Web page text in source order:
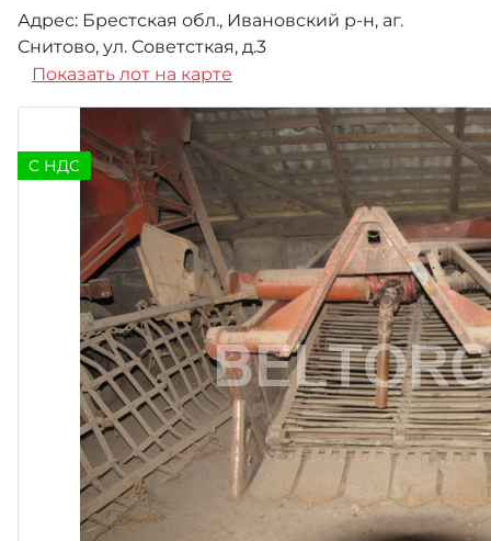
Адрес: Брестская обл., Ивановский р-н, аг.
Снитово, ул. Советсткая, д.3
Показать лот на карте
C НДС